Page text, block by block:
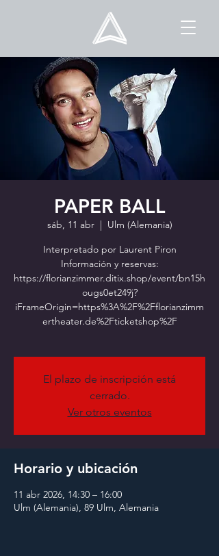
PAPER BALL
sáb, 11 abr
  |
Ulm (Alemania)
Interpretado por Laurent Piron
Información y reservas:
https://florianzimmer.ditix.shop/event/bn15h
ougs0et249j?
iFrameOrigin=https%3A%2F%2Fflorianzimm
ertheater.de%2Fticketshop%2F
El plazo de inscripción está
cerrado.
Ver otros eventos
Horario y ubicación
11 abr 2026, 14:30 – 16:00
Ulm (Alemania), 89 Ulm, Alemania